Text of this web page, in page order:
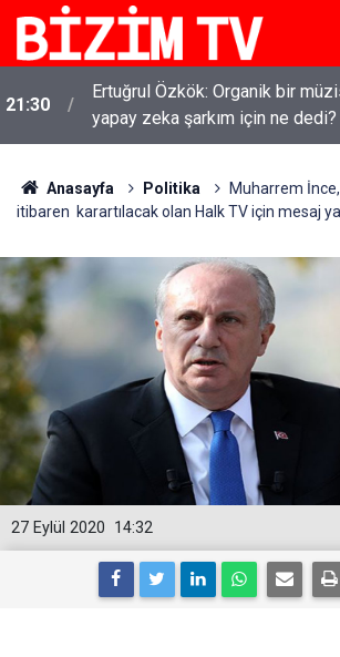
21:30
Ertuğrul Özkök: Organik bir
yapay zeka şarkım için ne dedi?
Anasayfa Politika
Muharrem
itibaren karartılacak olan Halk TV için mesaj
14:32
27 Eylül 2020